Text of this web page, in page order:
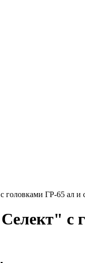
ГР-65 ал и
с